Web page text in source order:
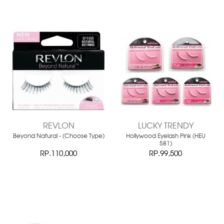
REVLON
Beyond Natural - (Choose Type)
RP.110,000
LUCKY TRENDY
Hollywood Eyelash Pink (HEU
581)
RP.99,500